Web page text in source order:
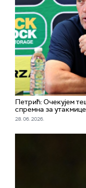
Петрић: Очекујем
спремна за
28. 06. 2026.